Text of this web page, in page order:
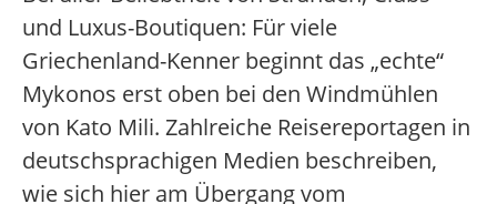
und Luxus-Boutiquen: Für viele
Griechenland-Kenner beginnt das „echte“
Mykonos erst oben bei den Windmühlen
von Kato Mili. Zahlreiche Reisereportagen in
deutschsprachigen Medien beschreiben,
wie sich hier am Übergang vom